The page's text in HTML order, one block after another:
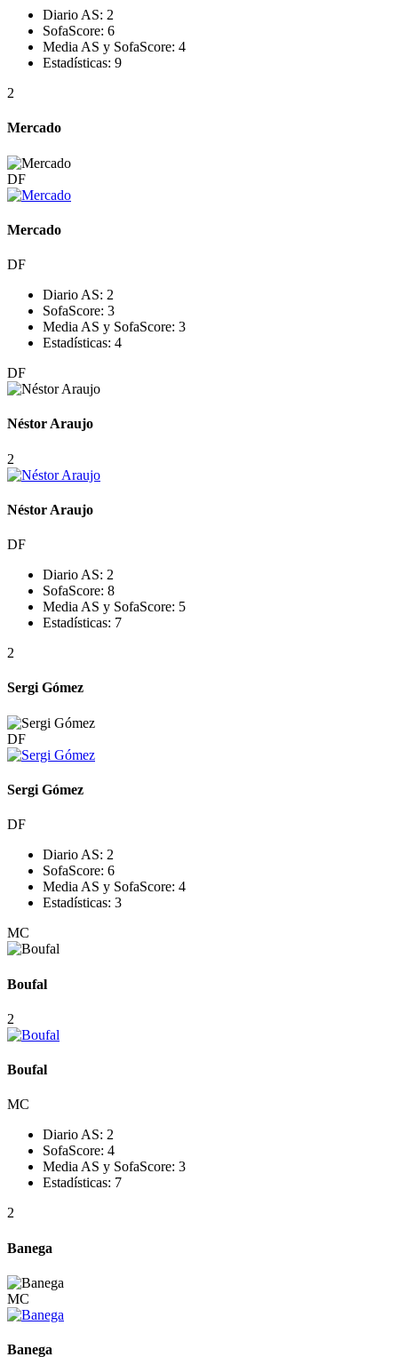
Diario AS: 2
SofaScore: 6
Media AS y SofaScore: 4
Estadísticas: 9
2
Mercado
DF
Mercado
DF
Diario AS: 2
SofaScore: 3
Media AS y SofaScore: 3
Estadísticas: 4
DF
Néstor Araujo
2
Néstor Araujo
DF
Diario AS: 2
SofaScore: 8
Media AS y SofaScore: 5
Estadísticas: 7
2
Sergi Gómez
DF
Sergi Gómez
DF
Diario AS: 2
SofaScore: 6
Media AS y SofaScore: 4
Estadísticas: 3
MC
Boufal
2
Boufal
MC
Diario AS: 2
SofaScore: 4
Media AS y SofaScore: 3
Estadísticas: 7
2
Banega
MC
Banega